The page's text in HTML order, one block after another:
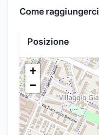
Come raggiungerci
Posizione
+
−